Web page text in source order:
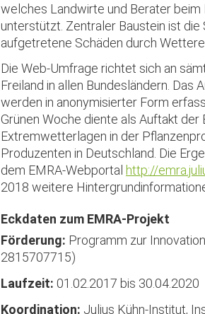
welches Landwirte und Berater
unterstützt. Zentraler Baustein ist
aufgetretene Schäden durch
Die Web-Umfrage richtet sich an
Freiland in allen Bundesländern. Das
werden in anonymisierter Form
Grünen Woche diente als Auftakt
Extremwetterlagen in der
Produzenten in Deutschland. Die
dem EMRA-Webportal http://
2018 weitere
Eckdaten zum EMRA-Projekt
Förderung: Programm zur
2815707715)
Laufzeit: 01.02.2017 bis 30.04.2020
Koordination: Julius Kühn-Institut,